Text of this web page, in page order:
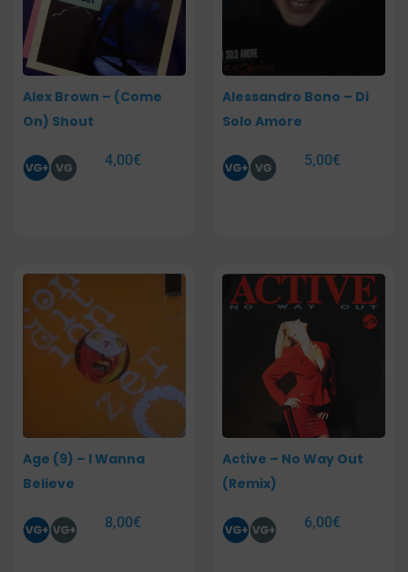
Alex Brown – (Come
On) Shout
4,00€
Alessandro Bono – Di
Solo Amore
5,00€
Age (9) – I Wanna
Believe
8,00€
Active – No Way Out
(Remix)
6,00€